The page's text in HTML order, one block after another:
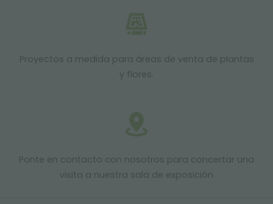
Proyectos a medida para áreas de venta de plantas
y flores.
Ponte en contacto con nosotros para concertar una
visita a nuestra sala de exposición